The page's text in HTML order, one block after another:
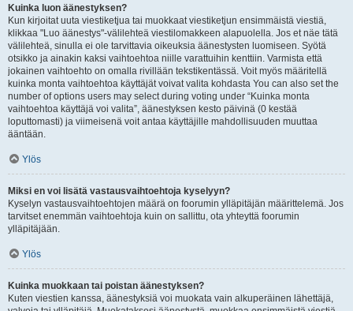
Kuinka luon äänestyksen?
Kun kirjoitat uuta viestiketjua tai muokkaat viestiketjun ensimmäistä viestiä,
klikkaa "Luo äänestys"-välilehteä viestilomakkeen alapuolella. Jos et näe tätä
välilehteä, sinulla ei ole tarvittavia oikeuksia äänestysten luomiseen. Syötä
otsikko ja ainakin kaksi vaihtoehtoa niille varattuihin kenttiin. Varmista että
jokainen vaihtoehto on omalla rivillään tekstikentässä. Voit myös määritellä
kuinka monta vaihtoehtoa käyttäjät voivat valita kohdasta You can also set the
number of options users may select during voting under “Kuinka monta
vaihtoehtoa käyttäjä voi valita”, äänestyksen kesto päivinä (0 kestää
loputtomasti) ja viimeisenä voit antaa käyttäjille mahdollisuuden muuttaa
ääntään.
Ylös
Miksi en voi lisätä vastausvaihtoehtoja kyselyyn?
Kyselyn vastausvaihtoehtojen määrä on foorumin ylläpitäjän määrittelemä. Jos
tarvitset enemmän vaihtoehtoja kuin on sallittu, ota yhteyttä foorumin
ylläpitäjään.
Ylös
Kuinka muokkaan tai poistan äänestyksen?
Kuten viestien kanssa, äänestyksiä voi muokata vain alkuperäinen lähettäjä,